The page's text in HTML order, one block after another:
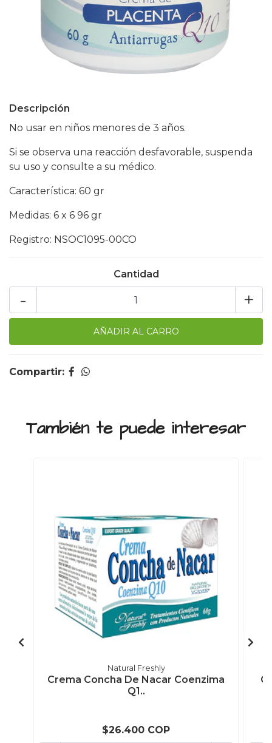
Descripción
No usar en niños menores de 3 años.
Si se observa una reacción desfavorable, suspenda
su uso y consulte a su médico.
Característica: 60 gr
Medidas: 6 x 6 96 gr
Registro: NSOC1095-00CO
Cantidad
+
-
Compartir:
También te puede interesar
Natural Freshly
Crema Concha De Nacar Coenzima
Q1..
$26.400 COP